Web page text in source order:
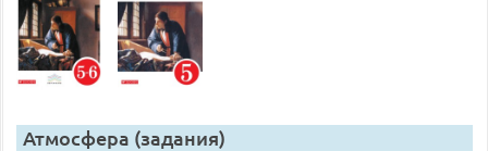
Атмосфера (задания)